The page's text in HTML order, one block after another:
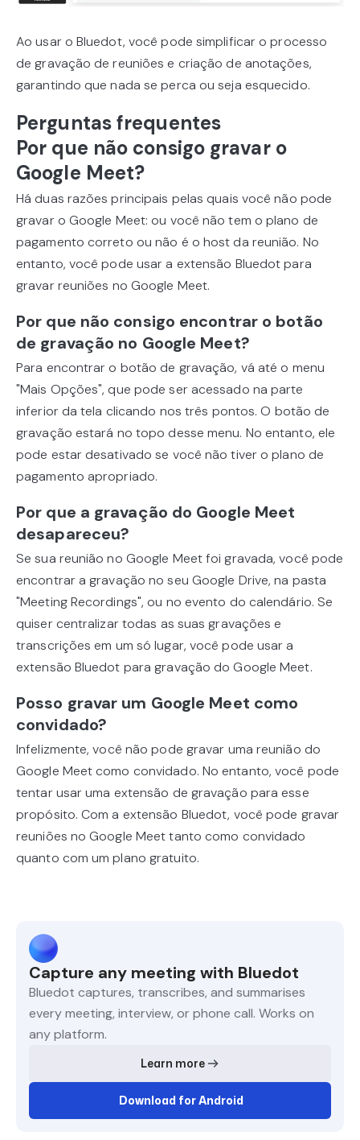
Ao usar o Bluedot, você pode simplificar o processo
de gravação de reuniões e criação de anotações,
garantindo que nada se perca ou seja esquecido.
Perguntas frequentes
Por que não consigo gravar o
Google Meet?
Há duas razões principais pelas quais você não pode
gravar o Google Meet: ou você não tem o plano de
pagamento correto ou não é o host da reunião. No
entanto, você pode usar a extensão Bluedot para
gravar reuniões no Google Meet.
Por que não consigo encontrar o botão
de gravação no Google Meet?
Para encontrar o botão de gravação, vá até o menu
"Mais Opções", que pode ser acessado na parte
inferior da tela clicando nos três pontos. O botão de
gravação estará no topo desse menu. No entanto, ele
pode estar desativado se você não tiver o plano de
pagamento apropriado.
Por que a gravação do Google Meet
desapareceu?
Se sua reunião no Google Meet foi gravada, você pode
encontrar a gravação no seu Google Drive, na pasta
"Meeting Recordings", ou no evento do calendário. Se
quiser centralizar todas as suas gravações e
transcrições em um só lugar, você pode usar a
extensão Bluedot para gravação do Google Meet.
Posso gravar um Google Meet como
convidado?
Infelizmente, você não pode gravar uma reunião do
Google Meet como convidado. No entanto, você pode
tentar usar uma extensão de gravação para esse
propósito. Com a extensão Bluedot, você pode gravar
reuniões no Google Meet tanto como convidado
quanto com um plano gratuito.
Capture any meeting with Bluedot
Bluedot captures, transcribes, and summarises
every meeting, interview, or phone call. Works on
any platform.
Learn more
Download for Android